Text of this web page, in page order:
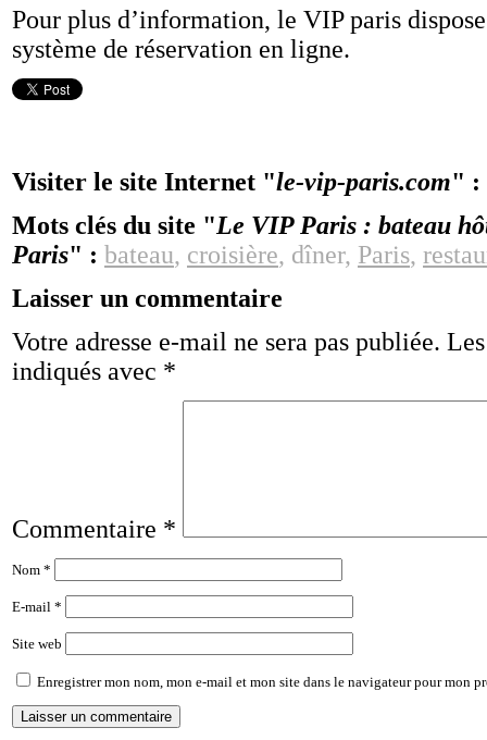
Pour plus d’information, le VIP paris
système de réservation en ligne.
Visiter le site Internet "le-vip-paris.com" :
Mots clés du site "Le VIP Paris : bateau
Paris" : bateau, croisière, dîner, Paris,
Laisser un commentaire
Votre adresse e-mail ne sera pas publiée.
indiqués avec *
Commentaire *
Nom *
E-mail *
Site web
Enregistrer mon nom, mon e-mail et mon site dans le navigateur pour mon